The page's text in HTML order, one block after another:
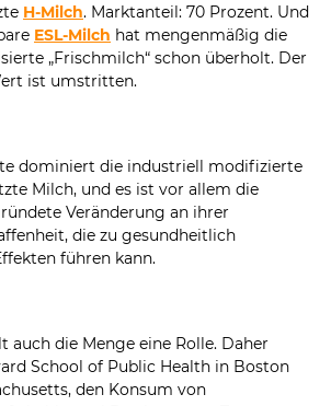
H-Milch. Marktanteil: 70 Prozent. Und
ESL-Milch hat mengenmäßig die
„Frischmilch“ schon überholt. Der
ist umstritten.
dominiert die industriell modifizierte
Milch, und es ist vor allem die
Veränderung an ihrer
die zu gesundheitlich
führen kann.
auch die Menge eine Rolle. Daher
School of Public Health in Boston
den Konsum von